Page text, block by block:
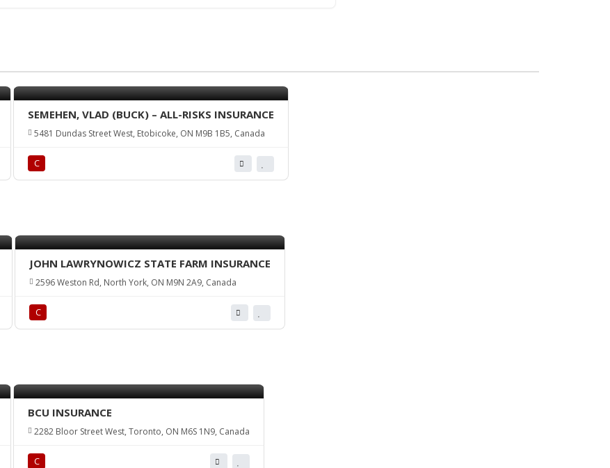
SEMEHEN, VLAD (BUCK) – ALL-RISKS INSURANCE
5481 Dundas Street West, Etobicoke, ON M9B 1B5, Canada
С
JOHN LAWRYNOWICZ STATE FARM INSURANCE
2596 Weston Rd, North York, ON M9N 2A9, Canada
С
BCU INSURANCE
2282 Bloor Street West, Toronto, ON M6S 1N9, Canada
С